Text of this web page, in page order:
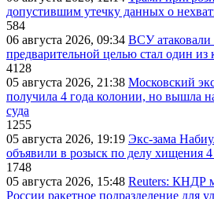
допустившим утечку данных о
584
06 августа 2026, 09:34 ВСУ атаковали
предварительной целью стал один
4128
05 августа 2026, 21:38 Московский
получила 4 года колонии, но вышла
суда
1255
05 августа 2026, 19:19 Экс-зама
объявили в розыск по делу хищения
1748
05 августа 2026, 15:48 Reuters: КНДР
России ракетное подразделение для